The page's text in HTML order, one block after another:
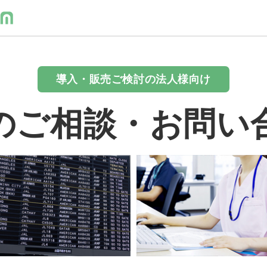
導入・販売ご検討の法人様向け
ご相談・お問い